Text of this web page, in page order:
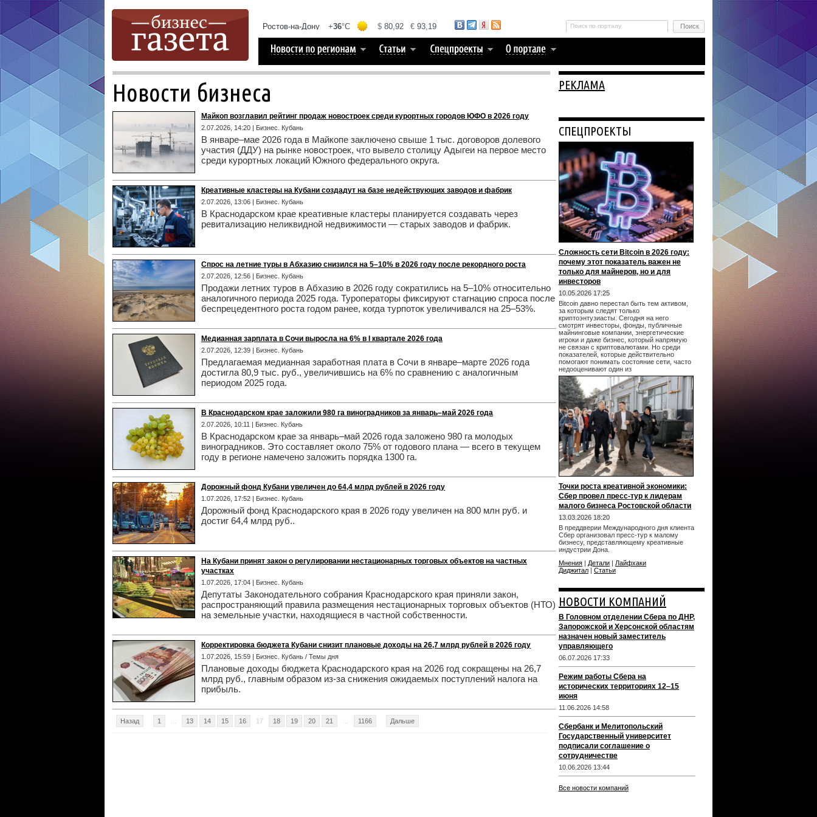
Новости бизнеса
Майкоп возглавил рейтинг продаж новостроек среди курортных городов ЮФО в 2026 году
2.07.2026, 14:20 | Бизнес. Кубань
В январе–мае 2026 года в Майкопе заключено свыше 1 тыс. договоров долевого
участия (ДДУ) на рынке новостроек, что вывело столицу Адыгеи на первое место
среди курортных локаций Южного федерального округа.
Креативные кластеры на Кубани создадут на базе недействующих заводов и фабрик
2.07.2026, 13:06 | Бизнес. Кубань
В Краснодарском крае креативные кластеры планируется создавать через
ревитализацию неликвидной недвижимости — старых заводов и фабрик.
Спрос на летние туры в Абхазию снизился на 5–10% в 2026 году после рекордного роста
2.07.2026, 12:56 | Бизнес. Кубань
Продажи летних туров в Абхазию в 2026 году сократились на 5–10% относительно
аналогичного периода 2025 года. Туроператоры фиксируют стагнацию спроса после
беспрецедентного роста годом ранее, когда турпоток увеличивался на 25–53%.
Медианная зарплата в Сочи выросла на 6% в I квартале 2026 года
2.07.2026, 12:39 | Бизнес. Кубань
Предлагаемая медианная заработная плата в Сочи в январе–марте 2026 года
достигла 80,9 тыс. руб., увеличившись на 6% по сравнению с аналогичным
периодом 2025 года.
В Краснодарском крае заложили 980 га виноградников за январь–май 2026 года
2.07.2026, 10:11 | Бизнес. Кубань
В Краснодарском крае за январь–май 2026 года заложено 980 га молодых
виноградников. Это составляет около 75% от годового плана — всего в текущем
году в регионе намечено заложить порядка 1300 га.
Дорожный фонд Кубани увеличен до 64,4 млрд рублей в 2026 году
1.07.2026, 17:52 | Бизнес. Кубань
Дорожный фонд Краснодарского края в 2026 году увеличен на 800 млн руб. и
достиг 64,4 млрд руб..
На Кубани принят закон о регулировании нестационарных торговых объектов на частных
участках
1.07.2026, 17:04 | Бизнес. Кубань
Депутаты Законодательного собрания Краснодарского края приняли закон,
распространяющий правила размещения нестационарных торговых объектов (НТО)
на земельные участки, находящиеся в частной собственности.
Корректировка бюджета Кубани снизит плановые доходы на 26,7 млрд рублей в 2026 году
1.07.2026, 15:59 | Бизнес. Кубань / Темы дня
Плановые доходы бюджета Краснодарского края на 2026 год сокращены на 26,7
млрд руб., главным образом из-за снижения ожидаемых поступлений налога на
прибыль.
Назад 1 13 14 15 16 17 18 19 20 21 1166 Дальше
РЕКЛАМА
СПЕЦПРОЕКТЫ
Сложность сети Bitcoin в 2026 году:
почему этот показатель важен не
только для майнеров, но и для
инвесторов
10.05.2026 17:25
Bitcoin давно перестал быть тем активом,
за которым следят только
криптоэнтузиасты. Сегодня на него
смотрят инвесторы, фонды, публичные
майнинговые компании, энергетические
игроки и даже бизнес, который напрямую
не связан с криптовалютами. Но среди
показателей, которые действительно
помогают понимать состояние сети, часто
недооценивают один из
Точки роста креативной экономики:
Сбер провел пресс-тур к лидерам
малого бизнеса Ростовской области
13.03.2026 18:20
В преддверии Международного дня клиента
Сбер организовал пресс-тур к малому
бизнесу, представляющему креативные
индустрии Дона.
Мнения | Детали | Лайфхаки
Диджитал | Статьи
НОВОСТИ КОМПАНИЙ
В Головном отделении Сбера по ДНР,
Запорожской и Херсонской областям
назначен новый заместитель
управляющего
06.07.2026 17:33
Режим работы Сбера на
исторических территориях 12–15
июня
11.06.2026 14:58
Сбербанк и Мелитопольский
Государственный университет
подписали соглашение о
сотрудничестве
10.06.2026 13:44
Все новости компаний